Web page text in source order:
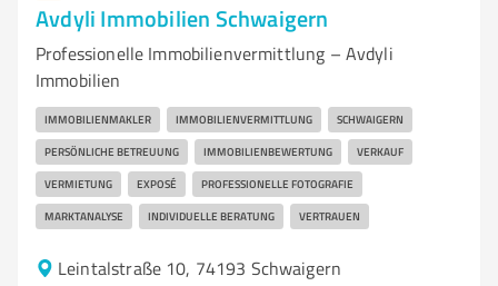
Avdyli Immobilien Schwaigern
Professionelle Immobilienvermittlung – Avdyli
Immobilien
IMMOBILIENMAKLER IMMOBILIENVERMITTLUNG SCHWAIGERN
PERSÖNLICHE BETREUUNG IMMOBILIENBEWERTUNG VERKAUF
VERMIETUNG EXPOSÉ PROFESSIONELLE FOTOGRAFIE
MARKTANALYSE INDIVIDUELLE BERATUNG VERTRAUEN
Leintalstraße 10, 74193 Schwaigern